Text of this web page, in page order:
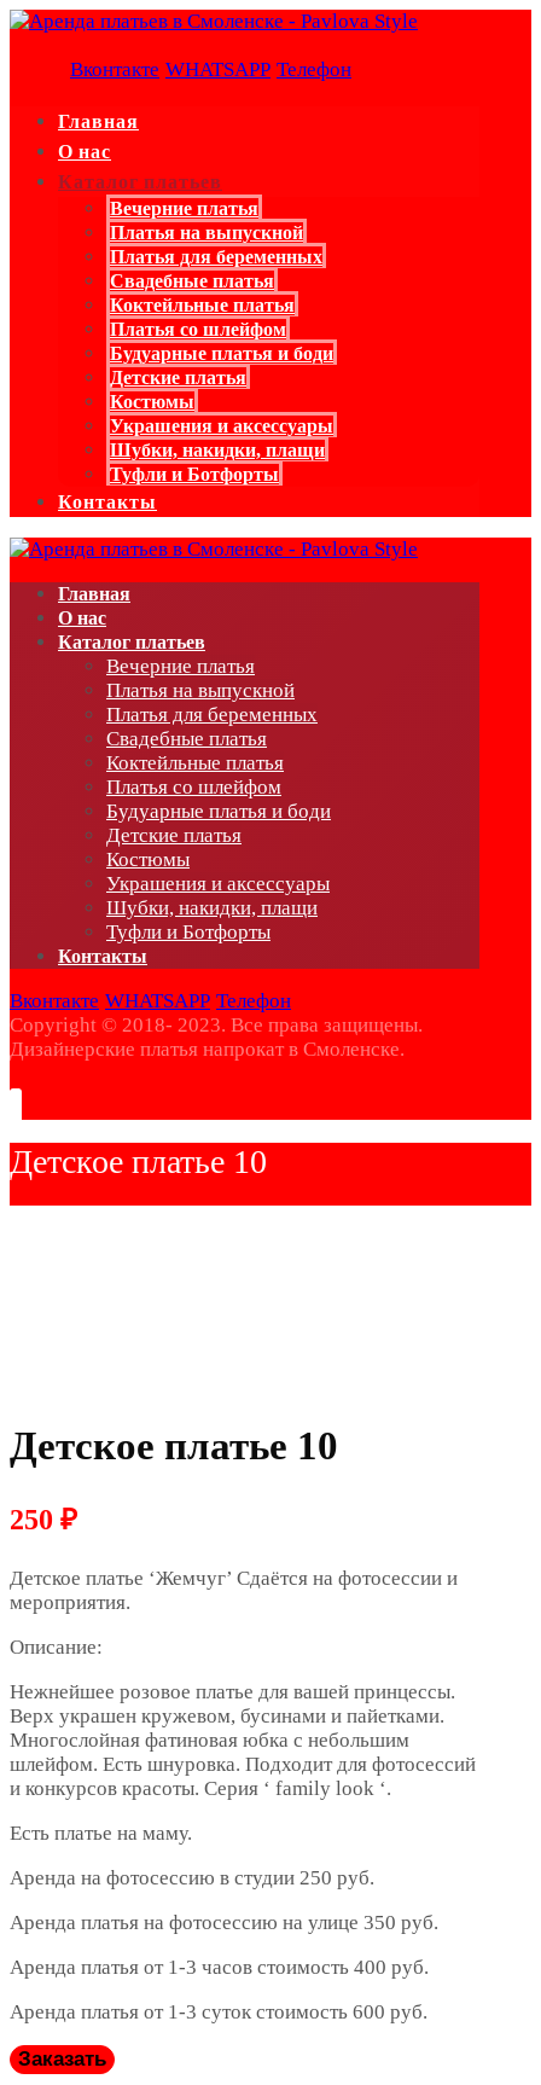
Вконтакте WHATSAPP Телефон
Главная
О нас
Каталог платьев
Вечерние платья
Платья на выпускной
Платья для беременных
Свадебные платья
Коктейльные платья
Платья со шлейфом
Будуарные платья и боди
Детские платья
Костюмы
Украшения и аксессуары
Шубки, накидки, плащи
Туфли и Ботфорты
Контакты
Главная
О нас
Каталог платьев
Вечерние платья
Платья на выпускной
Платья для беременных
Свадебные платья
Коктейльные платья
Платья со шлейфом
Будуарные платья и боди
Детские платья
Костюмы
Украшения и аксессуары
Шубки, накидки, плащи
Туфли и Ботфорты
Контакты
Вконтакте WHATSAPP Телефон
Copyright © 2018- 2023. Все права защищены.
Дизайнерские платья напрокат в Смоленске.
Детское платье 10
Детское платье 10
250 ₽
Детское платье ‘Жемчуг’ Сдаётся на фотосессии и
мероприятия.
Описание:
Нежнейшее розовое платье для вашей принцессы.
Верх украшен кружевом, бусинами и пайетками.
Многослойная фатиновая юбка с небольшим
шлейфом. Есть шнуровка. Подходит для фотосессий
и конкурсов красоты. Серия ‘ family look ‘.
Есть платье на маму.
Аренда на фотосессию в студии 250 руб.
Аренда платья на фотосессию на улице 350 руб.
Аренда платья от 1-3 часов стоимость 400 руб.
Аренда платья от 1-3 суток стоимость 600 руб.
Заказать